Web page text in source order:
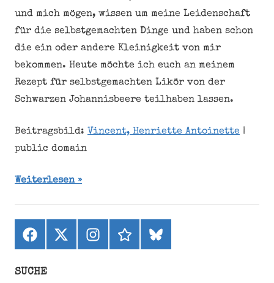
und mich mögen, wissen um meine Leidenschaft
für die selbstgemachten Dinge und haben schon
die ein oder andere Kleinigkeit von mir
bekommen. Heute möchte ich euch an meinem
Rezept für selbstgemachten Likör von der
Schwarzen Johannisbeere teilhaben lassen.
Beitragsbild: Vincent, Henriette Antoinette |
public domain
Weiterlesen
Facebook
X
(ehemals
Instagramthreadsbluesky
SUCHE